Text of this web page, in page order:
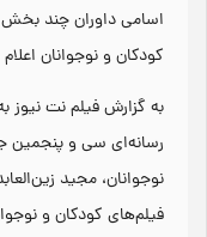
اسامی داوران چند
کودکان و نوجوانان
به گزارش فیلم نت نیوز
رسانه‌ای سی و پنجمین
نوجوانان، مجید